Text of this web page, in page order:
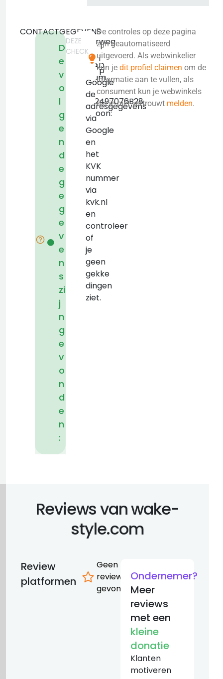
CONTACTGEGEVENS
D
e
v
o
l
g
e
n
d
e
g
e
g
e
v
e
n
s
zi
j
n
g
e
v
o
n
d
e
n
:
huizerweg
46a
1402AD
bussum
KVK:
NL002497076B28
Telefoon:
+31
T
i
p
Google
de
adresgegevens
via
Google
en
het
KVK
nummer
via
kvk.nl
en
controleer
of
je
geen
gekke
dingen
ziet.
DEZE
CHECK
De controles op deze pagina
zijn geautomatiseerd
uitgevoerd. Als webwinkelier
kun je dit profiel claimen om de
informatie aan te vullen, als
consument kun je webwinkels
die je niet vertrouwt melden.
Reviews van wake-
style.com
Review
platformen
Geen
reviews
gevonden
Ondernemer?
Meer
reviews
met een
kleine
donatie
Klanten
motiveren